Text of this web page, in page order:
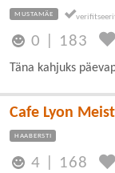
MUSTAMÄE
0 183
Täna kahjuks
Cafe Lyon
HAABERSTI
4 168